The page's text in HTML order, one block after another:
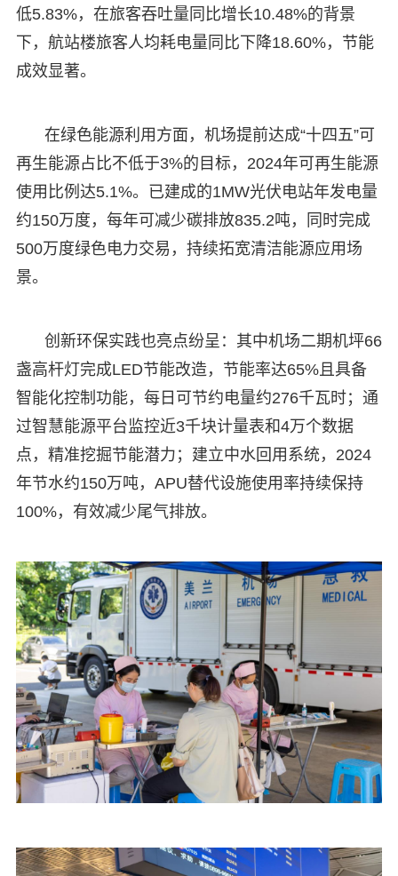
低5.83%，在旅客吞吐量同比增长10.48%的背景
下，航站楼旅客人均耗电量同比下降18.60%，节能
成效显著。
在绿色能源利用方面，机场提前达成“十四五”可
再生能源占比不低于3%的目标，2024年可再生能源
使用比例达5.1%。已建成的1MW光伏电站年发电量
约150万度，每年可减少碳排放835.2吨，同时完成
500万度绿色电力交易，持续拓宽清洁能源应用场
景。
创新环保实践也亮点纷呈：其中机场二期机坪66
盏高杆灯完成LED节能改造，节能率达65%且具备
智能化控制功能，每日可节约电量约276千瓦时；通
过智慧能源平台监控近3千块计量表和4万个数据
点，精准挖掘节能潜力；建立中水回用系统，2024
年节水约150万吨，APU替代设施使用率持续保持
100%，有效减少尾气排放。